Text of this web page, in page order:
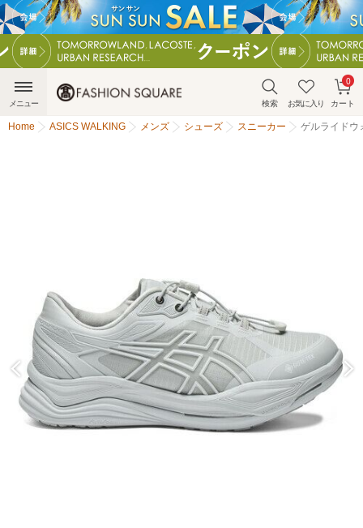
検索 お気に入り カート
0
メニュー
Home ASICS WALKING メンズ シューズ スニーカー ゲルライドウ